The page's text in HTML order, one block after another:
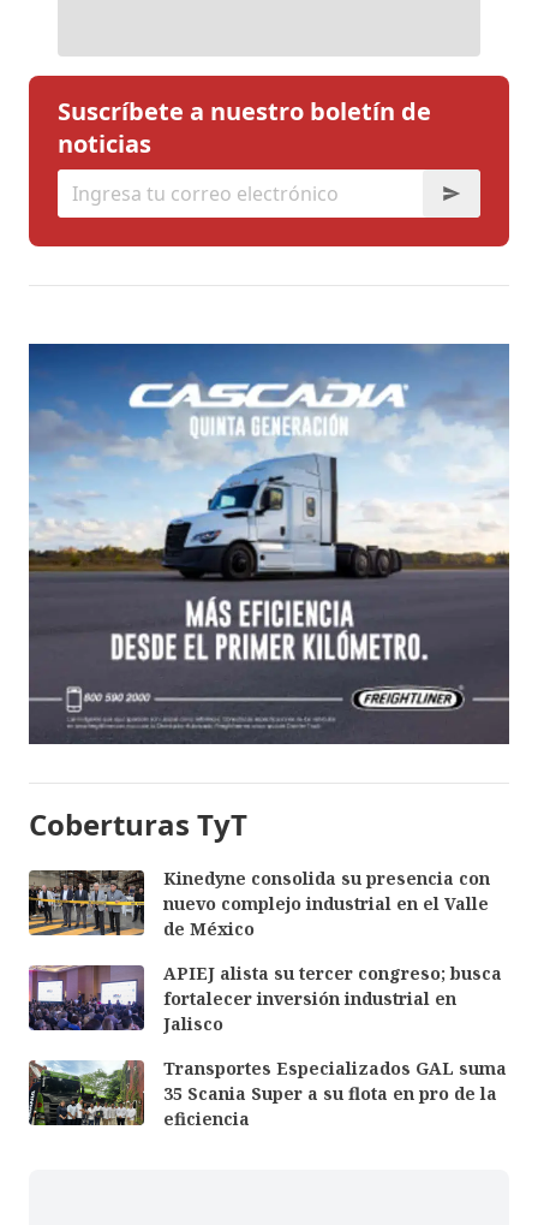
Suscríbete a nuestro boletín de
noticias
Coberturas TyT
Kinedyne consolida su presencia con
nuevo complejo industrial en el Valle
de México
APIEJ alista su tercer congreso; busca
fortalecer inversión industrial en
Jalisco
Transportes Especializados GAL suma
35 Scania Super a su flota en pro de la
eficiencia